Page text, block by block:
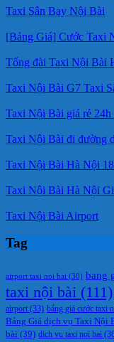
Taxi Sân Bay Nội Bài
[Bảng Giá] Cước Taxi
Tổng đài Taxi Nội Bài
Taxi Nội Bài G7 Taxi
Taxi Nội Bài giá rẻ 24h
Taxi Nội Bài đi đường
Taxi Nội Bài Hà Nội
Taxi Nội Bài Hà Nội
Taxi Nội Bài Airport
Tag
airport taxi noi bai (30) bang
taxi nội bài (111)
airport (33) bảng giá cước taxi
Bảng Giá dịch vụ Taxi Nội
bài (39) dich vu taxi noi bai